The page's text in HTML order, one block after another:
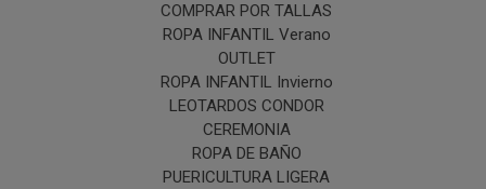
COMPRAR POR TALLAS
ROPA INFANTIL Verano
OUTLET
ROPA INFANTIL Invierno
LEOTARDOS CONDOR
CEREMONIA
ROPA DE BAÑO
PUERICULTURA LIGERA